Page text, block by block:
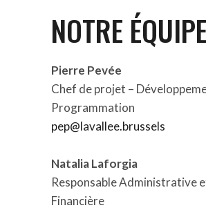
NOTRE ÉQUIPE
Pierre Pevée
Chef de projet –
Programmation
pep@lavallee.brussels
Natalia Laforgia
Responsable Administrative
Financière